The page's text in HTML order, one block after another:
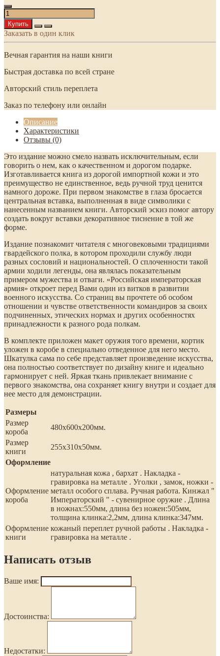
Купить
Заказать в один клик
Вечная гарантия на наши книги
Быстрая доставка по всей стране
Авторский стиль переплета
Заказ по телефону или онлайн
Описание
Характеристики
Отзывы (0)
Это издание можно смело назвать исключительным, если
говорить о нем, как о качественном и дорогом подарке.
Изготавливается книга из дорогой импортной кожи и это
преимущество не единственное, ведь ручной труд ценится
намного дороже. При первом знакомстве в глаза бросается
центральная вставка, выполненная в виде символики с
нанесенным названием книги. Авторский эскиз помог автору
создать вокруг вставки декоративное тиснение в той же
форме.
Издание познакомит читателя с многовековыми традициями
гвардейского полка, в котором проходили службу люди
разных сословий и национальностей. О сплоченности такой
армии ходили легенды, она являлась показательным
примером мужества и отваги. «Российская императорская
армия» откроет перед Вами один из витков в развитии
военного искусства. Со страниц вы прочтете об особом
отношении и чувстве ответственности командиров за своих
подчиненных, этических нормах и других особенностях
принадлежности к разного рода полкам.
В комплекте приложен макет оружия того времени, кортик
уложен в коробе в специально отведенное для него место.
Шкатулка сама по себе представляет произведение искусства,
она полностью соответствует по дизайну книге и идеально
гармонирует с ней. Яркая ткань привлекает внимание с
первого знакомства, она сохраняет книгу внутри и создает для
нее место для демонстрации.
Размеры
Размер
короба
480х600х200мм.
Размер
книги
255х310х50мм.
Оформление
Оформление
короба
натуральная кожа , бархат . Накладка -
гравировка на металле . Уголки , замок, ножки -
металл особого сплава. Ручная работа. Кинжал "
Императорский " - сувенирное оружие . Длина
в ножнах:550мм, длина без ножен:505мм,
толщина клинка:2,2мм, длина клинка:347мм.
Оформление
книги
кожаный переплет ручной работы . Накладка -
гравировка на металле .
Написать отзыв
Ваше имя:
Достоинства:
Недостатки: